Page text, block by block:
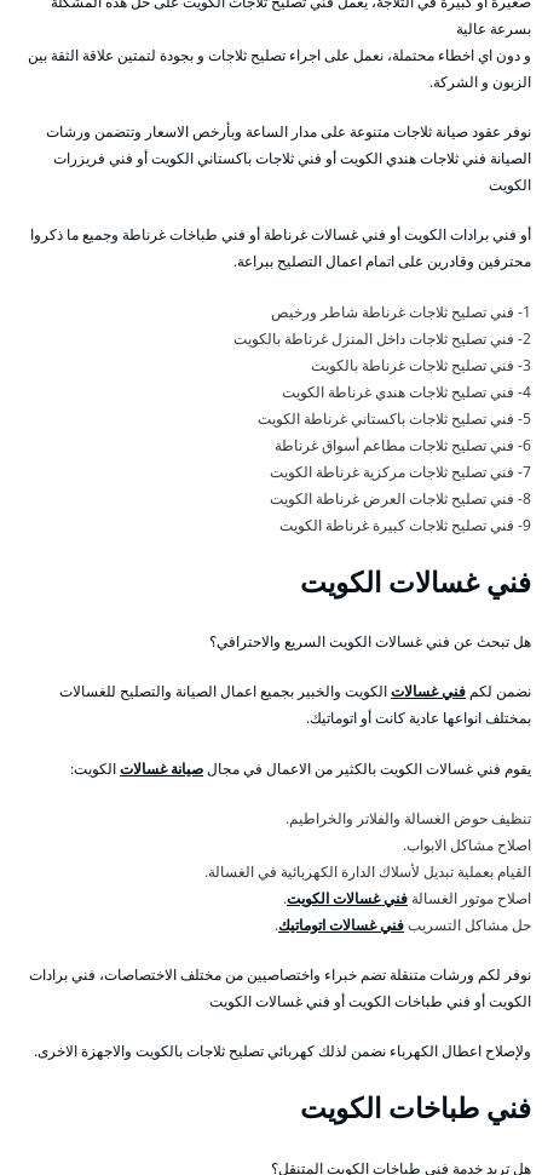
بسرعة عالية
و دون اي اخطاء محتملة، نعمل على اجراء تصليح ثلاجات و بجودة لتمتين علاقة الثقة بين
الزبون و الشركة.
نوفر عقود صيانة ثلاجات متنوعة على مدار الساعة وبأرخص الاسعار وتتضمن ورشات
الصيانة فني ثلاجات هندي الكويت أو فني ثلاجات باكستاني الكويت أو فني فريزرات
الكويت
أو فني برادات الكويت أو فني غسالات غرناطة أو فني طباخات غرناطة وجميع ما ذكروا
محترفين وقادرين على اتمام اعمال التصليح ببراعة.
1- فني تصليح ثلاجات غرناطة شاطر ورخيص
2- فني تصليح ثلاجات داخل المنزل غرناطة بالكويت
3- فني تصليح ثلاجات غرناطة بالكويت
4- فني تصليح ثلاجات هندي غرناطة الكويت
5- فني تصليح ثلاجات باكستاني غرناطة الكويت
6- فني تصليح ثلاجات مطاعم أسواق غرناطة
7- فني تصليح ثلاجات مركزية غرناطة الكويت
8- فني تصليح ثلاجات العرض غرناطة الكويت
9- فني تصليح ثلاجات كبيرة غرناطة الكويت
فني غسالات الكويت
هل تبحث عن فني غسالات الكويت السريع والاحترافي؟
نضمن لكمفني غسالاتالكويت والخبير بجميع اعمال الصيانة والتصليح للغسالات
بمختلف انواعها عادية كانت أو اتوماتيك.
يقوم فني غسالات الكويت بالكثير من الاعمال في مجالصيانة غسالاتالكويت:
تنظيف حوض الغسالة والفلاتر والخراطيم.
اصلاح مشاكل الابواب.
القيام بعملية تبديل لأسلاك الدارة الكهربائية في الغسالة.
اصلاح موتور الغسالة فني غسالات الكويت.
حل مشاكل التسريبفني غسالات اتوماتيك.
نوفر لكم ورشات متنقلة تضم خبراء واختصاصيين من مختلف الاختصاصات، فني برادات
الكويت أو فني طباخات الكويت أو فني غسالات الكويت
ولإصلاح اعطال الكهرباء نضمن لذلك كهربائي تصليح ثلاجات بالكويت والاجهزة الاخرى.
فني طباخات الكويت
هل تريد خدمة فني طباخات الكويت المتنقل؟